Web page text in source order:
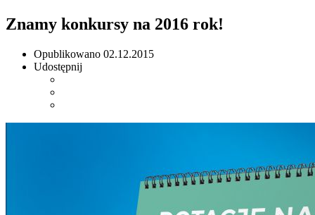
Znamy konkursy na 2016 rok!
Opublikowano 02.12.2015
Udostępnij